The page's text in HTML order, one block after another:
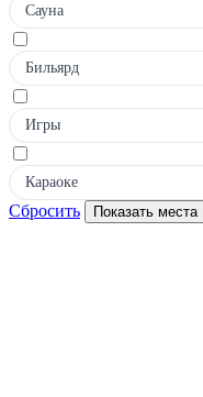
Сауна
Бильярд
Игры
Караоке
Сбросить Показать места